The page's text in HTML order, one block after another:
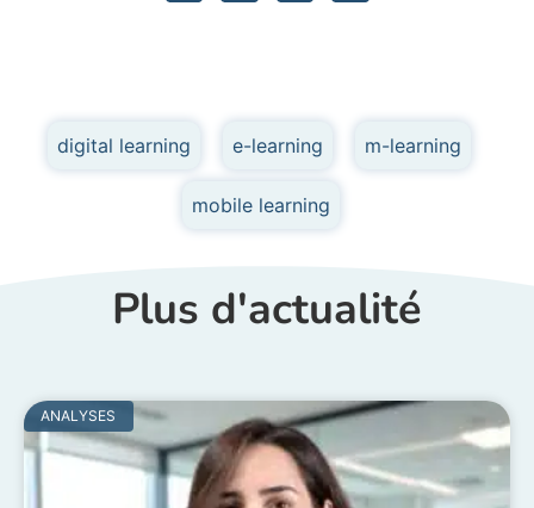
digital learning e-learning m-learning
mobile learning
Plus d'actualité
ANALYSES